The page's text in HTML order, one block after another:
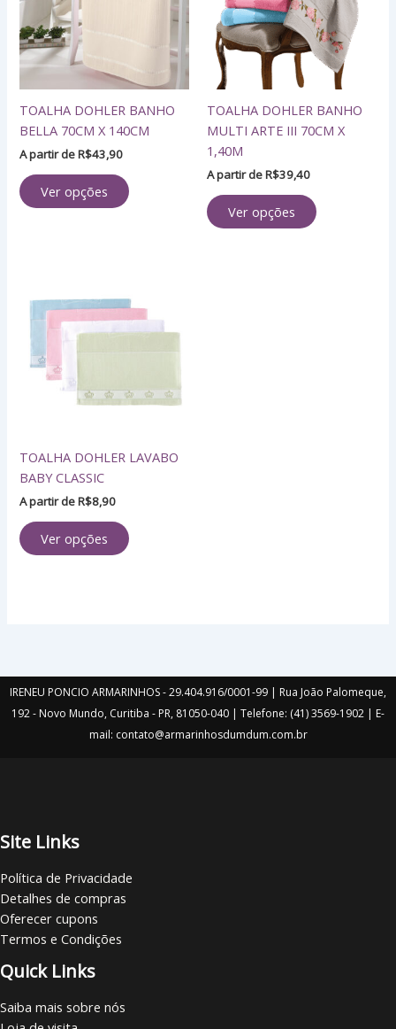
TOALHA DOHLER BANHO
BELLA 70CM X 140CM
A partir deR$43,90
Ver opções
variantes.
opções
podem
ser
escolhidas
na
produto
TOALHA DOHLER BANHO
MULTI ARTE III 70CM X
1,40M
A partir deR$39,40
Ver opções
variantes.
As
opções
podem
escolhidas
na
TOALHA DOHLER LAVABO
BABY CLASSIC
A partir deR$8,90
Ver opções
produto
tem
várias
variantes.
opções
escolhidas
produto
IRENEU PONCIO ARMARINHOS - 29.404.916/0001-99 | Rua João Palomeque,
192 - Novo Mundo, Curitiba - PR, 81050-040 | Telefone: (41) 3569-1902 | E-
mail: contato@armarinhosdumdum.com.br
Site Links
Política de Privacidade
Detalhes de compras
Oferecer cupons
Termos e Condições
Quick Links
Saiba mais sobre nós